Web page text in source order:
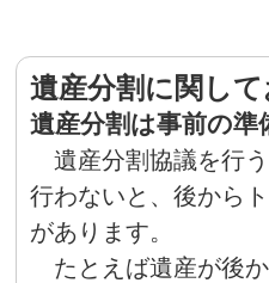
遺産分割に関し
遺産分割は事前の準
遺産分割協議を行
行わないと、後から
があります。
たとえば遺産が後